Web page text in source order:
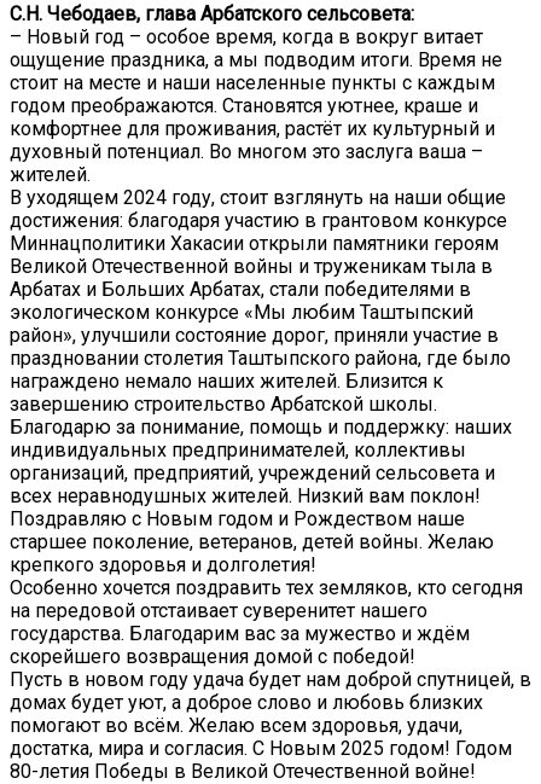
С.Н. Чебодаев, глава Арбатского сельсовета:
– Новый год – особое время, когда в вокруг витает
ощущение праздника, а мы подводим итоги. Время не
стоит на месте и наши населенные пункты с каждым
годом преображаются. Становятся уютнее, краше и
комфортнее для проживания, растёт их культурный и
духовный потенциал. Во многом это заслуга ваша –
жителей.
В уходящем 2024 году, стоит взглянуть на наши общие
достижения: благодаря участию в грантовом конкурсе
Миннацполитики Хакасии открыли памятники героям
Великой Отечественной войны и труженикам тыла в
Арбатах и Больших Арбатах, стали победителями в
экологическом конкурсе «Мы любим Таштыпский
район», улучшили состояние дорог, приняли участие в
праздновании столетия Таштыпского района, где было
награждено немало наших жителей. Близится к
завершению строительство Арбатской школы.
Благодарю за понимание, помощь и поддержку: наших
индивидуальных предпринимателей, коллективы
организаций, предприятий, учреждений сельсовета и
всех неравнодушных жителей. Низкий вам поклон!
Поздравляю с Новым годом и Рождеством наше
старшее поколение, ветеранов, детей войны. Желаю
крепкого здоровья и долголетия!
Особенно хочется поздравить тех земляков, кто сегодня
на передовой отстаивает суверенитет нашего
государства. Благодарим вас за мужество и ждём
скорейшего возвращения домой с победой!
Пусть в новом году удача будет нам доброй спутницей, в
домах будет уют, а доброе слово и любовь близких
помогают во всём. Желаю всем здоровья, удачи,
достатка, мира и согласия. С Новым 2025 годом! Годом
80-летия Победы в Великой Отечественной войне!